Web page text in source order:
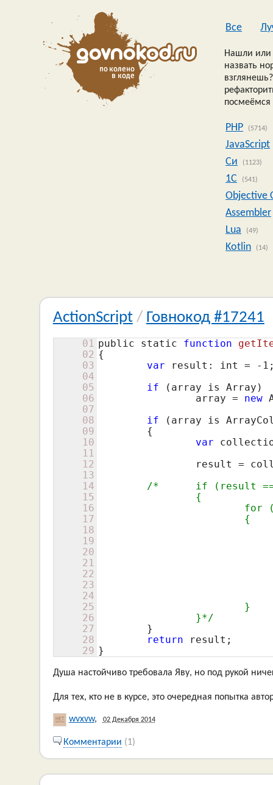
Все
Нашли или
назвать
посмеёмся
PHP (5714)
JavaScript
Си
(1123)
1C (541)
Objective
Assembler
Lua
(49)
Kotlin (14)
ActionScript/ Говнокод #17241
01
02
03
04
05
06
07
08
09
10
11
12
13
14
15
16
17
18
19
20
21
22
23
24
25
26
27
28
29
public static function
{
var result: int = - 1
if (array is Array)
		array =
new
if (array is
var
/*	if (result == -1 && item is IEquals)
		}*/
return result;
}
Душа настойчиво требовала Яву, но под рукой
Для тех, кто не в курсе, это очередная попытка
wvxvw, 02 Декабря 2014
Комментарии (1)